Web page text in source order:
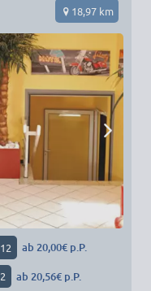
18,97 km
12 ab 20,00€ p.P.
2 ab 20,56€ p.P.